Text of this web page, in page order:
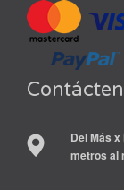
Del Más x
metros al